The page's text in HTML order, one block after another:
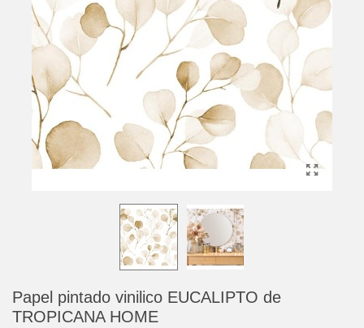
Papel pintado vinilico EUCALIPTO de
TROPICANA HOME